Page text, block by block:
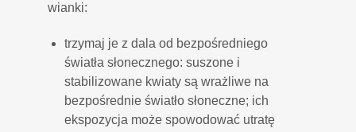
wianki:
trzymaj je z dala od bezpośredniego
światła słonecznego: suszone i
stabilizowane kwiaty są wrażliwe na
bezpośrednie światło słoneczne; ich
ekspozycja może spowodować utratę